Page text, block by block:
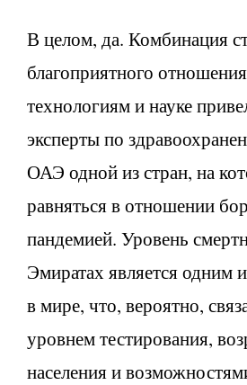
В целом, да. Комбинация
благоприятного
технологиям и науке
эксперты по
ОАЭ одной из стран, на
равняться в отношении
пандемией. Уровень
Эмиратах является одним
в мире, что, вероятно,
уровнем тестирования,
населения и